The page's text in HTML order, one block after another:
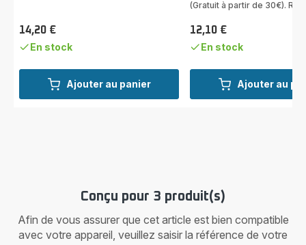
Ajouter au panier
Prix
14,20 €
En stock
Ajouter au
(Gratuit à partir de 30€).
Prix
12,10 €
En stock
Conçu pour 3 produit(s)
Afin de vous assurer que cet article est bien compatible
avec votre appareil, veuillez saisir la référence de votre